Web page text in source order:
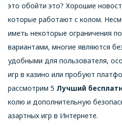
это обойти это? Хорошие
которые работают с колом.
иметь некоторые ограничения
вариантами, многие являются
удобными для пользователя,
игр в казино или пробуют
рассмотрим 5 Лучший
колю и дополнительную
азартных игр в Интернете.